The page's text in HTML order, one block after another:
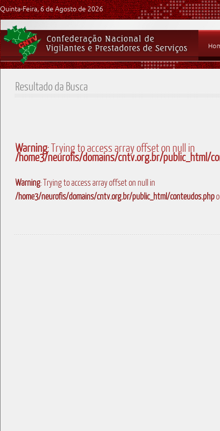
Quinta-Feira, 6 de Agosto de 2026
Resultado da Busca
Warning: Trying to access array offset on null in
/home3/neurofis/domains/cntv.org.br/public_html/
Warning: Trying to access array offset on null in
/home3/neurofis/domains/cntv.org.br/public_html/conteudos.php